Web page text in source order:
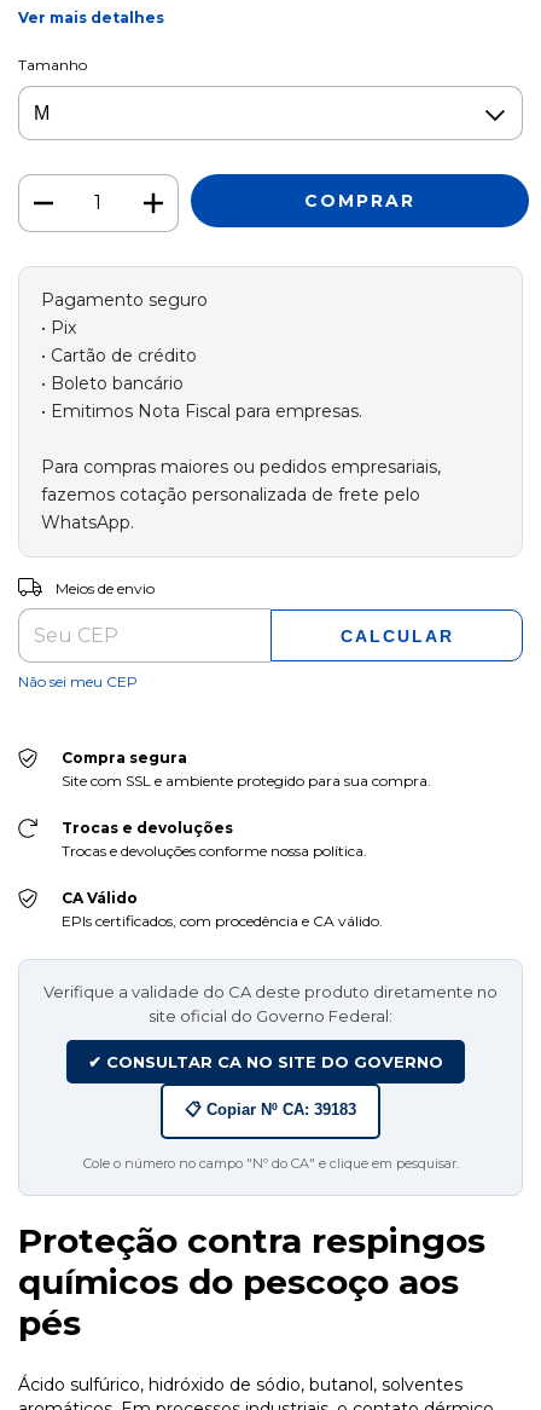
Ver mais detalhes
Tamanho
Entregas para o CEP:
Meios de envio
CALCULAR
Não sei meu CEP
Compra segura
Site com SSL e ambiente protegido para sua compra.
Trocas e devoluções
Trocas e devoluções conforme nossa política.
CA Válido
EPIs certificados, com procedência e CA válido.
Verifique a validade do CA deste produto diretamente no
site oficial do Governo Federal:
✔ CONSULTAR CA NO SITE DO GOVERNO
📋 Copiar Nº CA: 39183
Cole o número no campo "Nº do CA" e clique em pesquisar.
Proteção contra respingos
químicos do pescoço aos
pés
Ácido sulfúrico, hidróxido de sódio, butanol, solventes